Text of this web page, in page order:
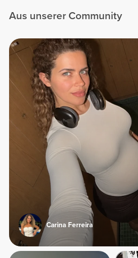
Aus unserer Community
Carina Ferreira